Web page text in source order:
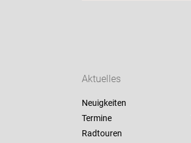
Aktuelles
Neuigkeiten
Termine
Radtouren